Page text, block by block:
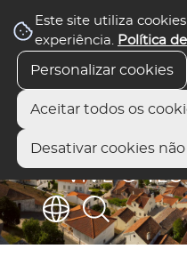
Este site utiliza
experiência. Política
Personalizar cookies
Aceitar todos os
Desativar cookies